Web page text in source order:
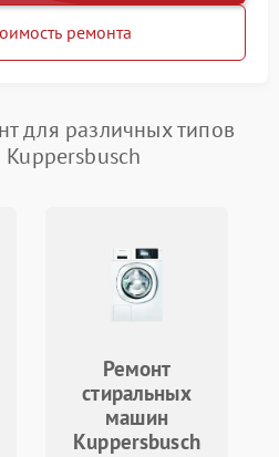
ремонта
для различных типов
Kuppersbusch
Ремонт
стиральных
машин
Kuppersbusch